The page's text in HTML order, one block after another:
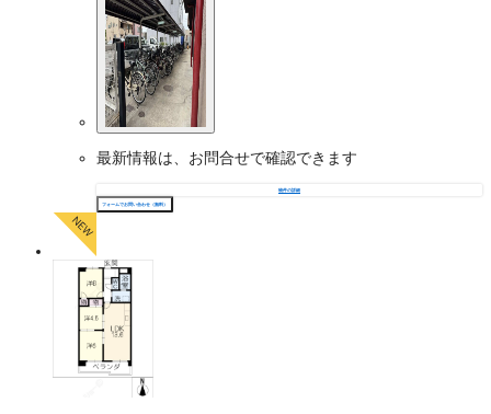
最新情報は、お問合せで確認できます
物件の詳細
フォームでお問い合わせ（無料）